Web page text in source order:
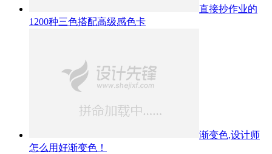
直接抄作业的
1200种三色搭配高级感色卡
渐变色,设计师
怎么用好渐变色！